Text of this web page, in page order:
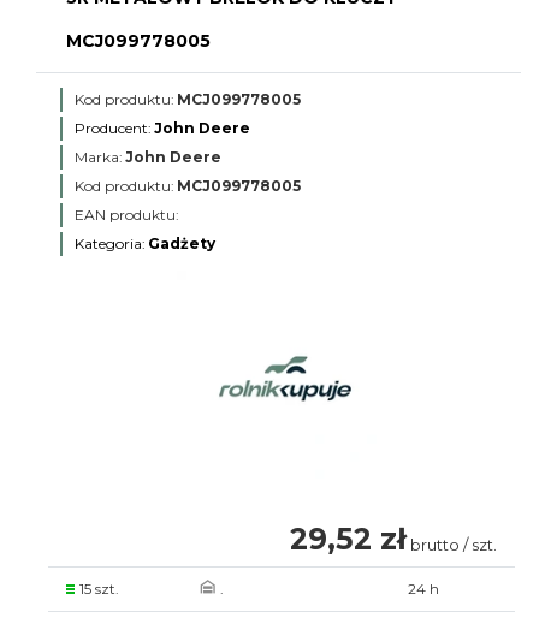
MCJ099778005
Kod produktu: MCJ099778005
Producent: John Deere
Marka: John Deere
Kod produktu: MCJ099778005
EAN produktu:
Kategoria: Gadżety
29,52 zł brutto / szt.
15 szt. . 24 h